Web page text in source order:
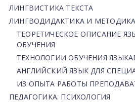
ЛИНГВИСТИКА ТЕКСТА
ЛИНГВОДИДАКТИКА И МЕТОДИКА
ТЕОРЕТИЧЕСКОЕ ОПИСАНИЕ
ОБУЧЕНИЯ
ТЕХНОЛОГИИ ОБУЧЕНИЯ
АНГЛИЙСКИЙ ЯЗЫК ДЛЯ
ИЗ ОПЫТА РАБОТЫ
ПЕДАГОГИКА. ПСИХОЛОГИЯ